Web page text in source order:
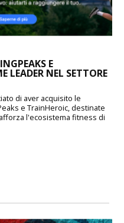
E
LEADER NEL SETTORE
di aver acquisito le
e TrainHeroic, destinate
l'ecosistema fitness di